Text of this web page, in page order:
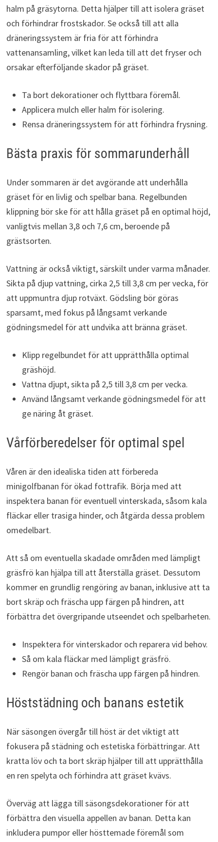
halm på gräsytorna. Detta hjälper till att isolera gräset
och förhindrar frostskador. Se också till att alla
dräneringssystem är fria för att förhindra
vattenansamling, vilket kan leda till att det fryser och
orsakar efterföljande skador på gräset.
Ta bort dekorationer och flyttbara föremål.
Applicera mulch eller halm för isolering.
Rensa dräneringssystem för att förhindra frysning.
Bästa praxis för sommarunderhåll
Under sommaren är det avgörande att underhålla
gräset för en livlig och spelbar bana. Regelbunden
klippning bör ske för att hålla gräset på en optimal höjd,
vanligtvis mellan 3,8 och 7,6 cm, beroende på
grästsorten.
Vattning är också viktigt, särskilt under varma månader.
Sikta på djup vattning, cirka 2,5 till 3,8 cm per vecka, för
att uppmuntra djup rotväxt. Gödsling bör göras
sparsamt, med fokus på långsamt verkande
gödningsmedel för att undvika att bränna gräset.
Klipp regelbundet för att upprätthålla optimal
gräshöjd.
Vattna djupt, sikta på 2,5 till 3,8 cm per vecka.
Använd långsamt verkande gödningsmedel för att
ge näring åt gräset.
Vårförberedelser för optimal spel
Våren är den idealiska tiden att förbereda
minigolfbanan för ökad fottrafik. Börja med att
inspektera banan för eventuell vinterskada, såsom kala
fläckar eller trasiga hinder, och åtgärda dessa problem
omedelbart.
Att så om eventuella skadade områden med lämpligt
gräsfrö kan hjälpa till att återställa gräset. Dessutom
kommer en grundlig rengöring av banan, inklusive att ta
bort skräp och fräscha upp färgen på hindren, att
förbättra det övergripande utseendet och spelbarheten.
Inspektera för vinterskador och reparera vid behov.
Så om kala fläckar med lämpligt gräsfrö.
Rengör banan och fräscha upp färgen på hindren.
Höststädning och banans estetik
När säsongen övergår till höst är det viktigt att
fokusera på städning och estetiska förbättringar. Att
kratta löv och ta bort skräp hjälper till att upprätthålla
en ren spelyta och förhindra att gräset kvävs.
Överväg att lägga till säsongsdekorationer för att
förbättra den visuella appellen av banan. Detta kan
inkludera pumpor eller hösttemade föremål som